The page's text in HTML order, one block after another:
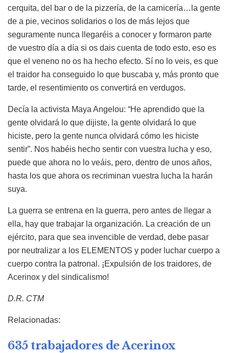
cerquita, del bar o de la pizzería, de la carnicería…la gente
de a pie, vecinos solidarios o los de más lejos que
seguramente nunca llegaréis a conocer y formaron parte
de vuestro día a día si os dais cuenta de todo esto, eso es
que el veneno no os ha hecho efecto. Sí no lo veis, es que
el traidor ha conseguido lo que buscaba y, más pronto que
tarde, el resentimiento os convertirá en verdugos.
Decía la activista Maya Angelou: “He aprendido que la
gente olvidará lo que dijiste, la gente olvidará lo que
hiciste, pero la gente nunca olvidará cómo les hiciste
sentir”. Nos habéis hecho sentir con vuestra lucha y eso,
puede que ahora no lo veáis, pero, dentro de unos años,
hasta los que ahora os recriminan vuestra lucha la harán
suya.
La guerra se entrena en la guerra, pero antes de llegar a
ella, hay que trabajar la organización. La creación de un
ejército, para que sea invencible de verdad, debe pasar
por neutralizar a los ELEMENTOS y poder luchar cuerpo a
cuerpo contra la patronal. ¡Expulsión de los traidores, de
Acerinox y del sindicalismo!
D.R. CTM
Relacionadas:
635 trabajadores de Acerinox